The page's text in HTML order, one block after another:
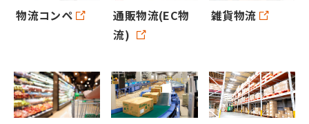
物流コンペ
通販物流(EC物
流)
雑貨物流